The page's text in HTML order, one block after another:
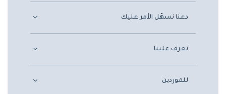
دعنا نسهّل الأمر عليك
تعرف علينا
للموردين